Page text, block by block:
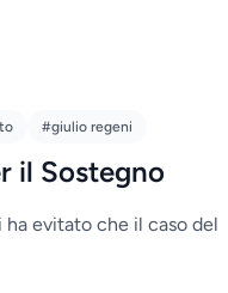
#giulio regeni
il Sostegno
evitato che il caso del